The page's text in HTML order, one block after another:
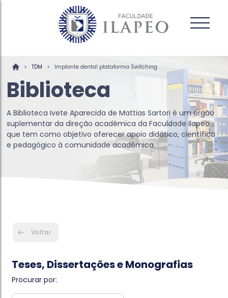
> TDM > Implante dental plataforma Switching
Biblioteca
A Biblioteca Ivete Aparecida de Mattias Sartori é um órgão
suplementar da direção acadêmica da Faculdade Ilapeo
que tem como objetivo oferecer apoio didático, científico
e pedagógico à comunidade acadêmica.
Voltar
Teses, Dissertações e Monografias
Procurar por: